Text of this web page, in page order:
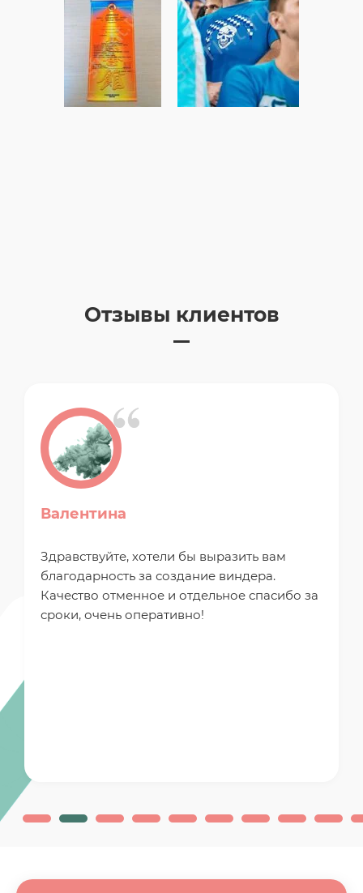
Отзывы клиентов
Валентина
Здравствуйте, хотели бы выразить вам
благодарность за создание виндера.
Качество отменное и отдельное спасибо за
сроки, очень оперативно!